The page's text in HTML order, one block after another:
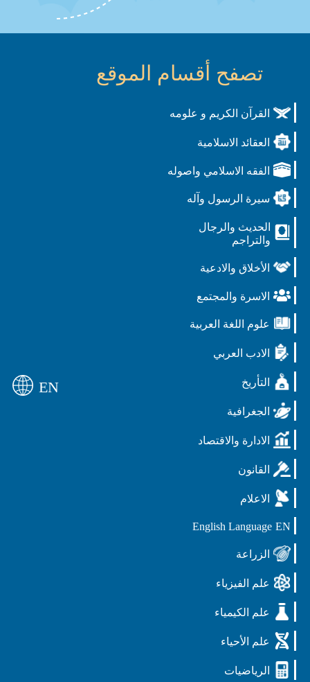
تصفح أقسام الموقع
القرآن الكريم و علومه
العقائد الاسلامية
الفقه الاسلامي واصوله
سيرة الرسول وآله
الحديث والرجال
والتراجم
الأخلاق والادعية
الاسرة والمجتمع
علوم اللغة العربية
الادب العربي
التأريخ
الجغرافية
الادارة والاقتصاد
القانون
الاعلام
EN
English Language
الزراعة
علم الفيزياء
علم الكيمياء
علم الأحياء
الرياضيات
EN